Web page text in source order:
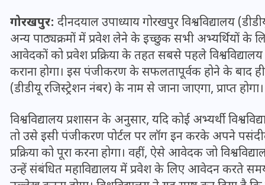
गोरखपुर: दीनदयाल उपाध्याय गोरखपुर विश्वविद्यालय
अन्य पाठ्यक्रमों में प्रवेश लेने के इच्छुक सभी अभ्यर्थियों के
आवेदकों को प्रवेश प्रक्रिया के तहत सबसे पहले
कराना होगा। इस पंजीकरण के सफलतापूर्वक होने के बाद
(डीडीयू रजिस्ट्रेशन नंबर) के नाम से जाना जाएगा, प्राप्त होगा।
विश्वविद्यालय प्रशासन के अनुसार, यदि कोई अभ्यर्थी
तो उसे इसी पंजीकरण पोर्टल पर लॉग इन करके अपने
प्रक्रिया को पूरा करना होगा। वहीं, ऐसे आवेदक जो
उन्हें संबंधित महाविद्यालय में प्रवेश के लिए आवेदन करते